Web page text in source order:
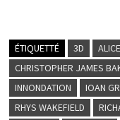
ÉTIQUETTÉ 3D
CHRISTOPHER JAMES
INNONDATION
IOAN
RHYS WAKEFIELD